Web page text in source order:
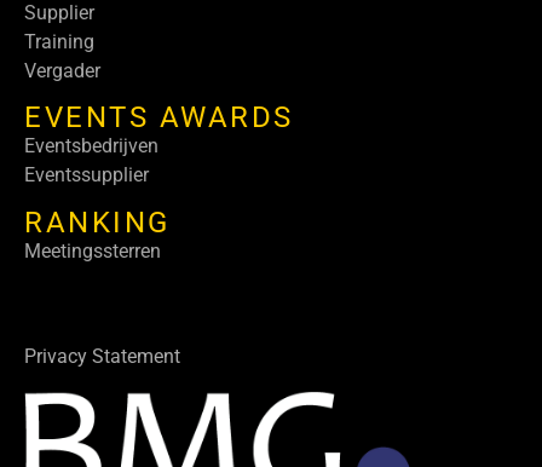
Supplier
Training
Vergader
EVENTS AWARDS
Eventsbedrijven
Eventssupplier
RANKING
Meetingssterren
Privacy Statement